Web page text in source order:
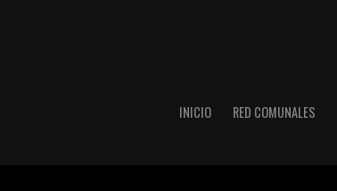
INICIO RED COMUNALES